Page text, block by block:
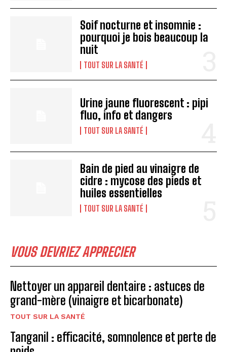
Soif nocturne et insomnie :
pourquoi je bois beaucoup la
nuit
TOUT SUR LA SANTÉ
Urine jaune fluorescent : pipi
fluo, info et dangers
TOUT SUR LA SANTÉ
Bain de pied au vinaigre de
cidre : mycose des pieds et
huiles essentielles
TOUT SUR LA SANTÉ
VOUS DEVRIEZ APPRECIER
Nettoyer un appareil dentaire : astuces de
grand-mère (vinaigre et bicarbonate)
TOUT SUR LA SANTÉ
Tanganil : efficacité, somnolence et perte de